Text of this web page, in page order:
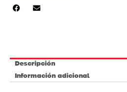
Descripción
Información adicional